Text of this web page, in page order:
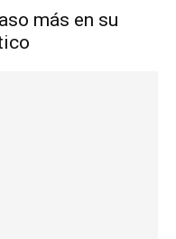
más en su